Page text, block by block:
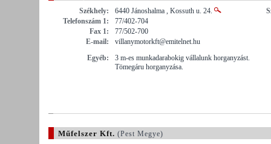
Székhely:
6440 Jánoshalma , Kossuth u. 24.
Telefonszám 1:
77/402-704
Fax 1:
77/502-700
E-mail:
villanymotorkft@emitelnet.hu
Egyéb:
3 m-es munkadarabokig vállalunk horganyzást.
Tömegáru horganyzása.
Műfelszer Kft. (Pest Megye)